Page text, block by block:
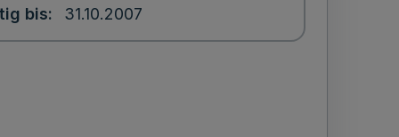
bis
31.10.2007